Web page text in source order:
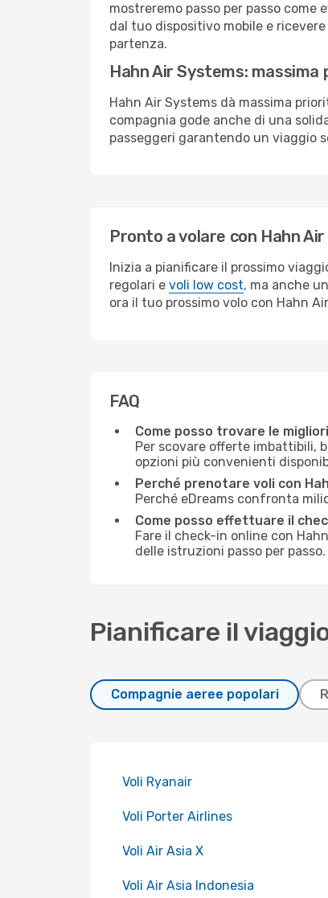
mostreremo passo per passo
dal tuo dispositivo mobile e
partenza.
Hahn Air Systems:
Hahn Air Systems dà massima
compagnia gode anche di una
passeggeri garantendo un viaggio
Pronto a volare con Hahn
Inizia a pianificare il prossimo
regolari e voli low cost, ma anche
ora il tuo prossimo volo con Hahn
FAQ
Come posso trovare le
Per scovare offerte imbattibili,
opzioni più convenienti
Perché prenotare voli con
Perché eDreams confronta
Come posso effettuare il
Fare il check-in online con
delle istruzioni passo per
Pianificare il
Compagnie aeree popolari
Voli Ryanair
Voli Porter Airlines
Voli Air Asia X
Voli Air Asia Indonesia